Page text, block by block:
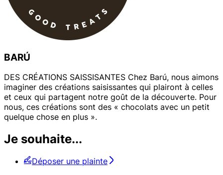
BARÚ
DES CRÉATIONS SAISSISANTES Chez Barú, nous aimons
imaginer des créations saisissantes qui plairont à celles
et ceux qui partagent notre goût de la découverte. Pour
nous, ces créations sont des « chocolats avec un petit
quelque chose en plus ».
Je souhaite...
Déposer une plainte